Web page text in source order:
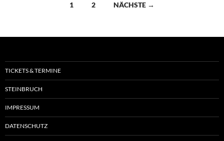
Beitragsnavigation
1 2 NÄCHSTE →
TICKETS & TERMINE
STEINBRUCH
IMPRESSUM
DATENSCHUTZ